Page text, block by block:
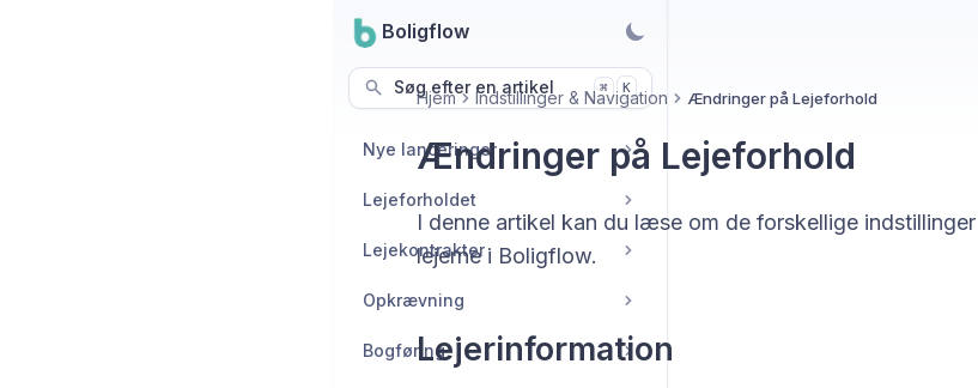
Boligflow
Søg efter en artikel ⌘ K
Nye lanceringer
Lejeforholdet
Lejekontrakter
Opkrævning
Bogføring
Hjem Indstillinger & Navigation Ændringer på Lejeforhold
Ændringer på Lejeforhold
I denne artikel kan du læse om de forskellige
lejerne i Boligflow.
Lejerinformation